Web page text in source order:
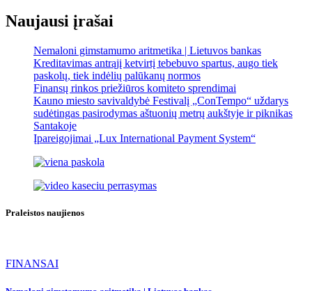
Naujausi įrašai
Nemaloni gimstamumo aritmetika | Lietuvos bankas
Kreditavimas antrąjį ketvirtį tebebuvo spartus, augo tiek
paskolų, tiek indėlių palūkanų normos
Finansų rinkos priežiūros komiteto sprendimai
Kauno miesto savivaldybė Festivalį „ConTempo“ uždarys
sudėtingas pasirodymas aštuonių metrų aukštyje ir piknikas
Santakoje
Įpareigojimai „Lux International Payment System“
Praleistos naujienos
FINANSAI